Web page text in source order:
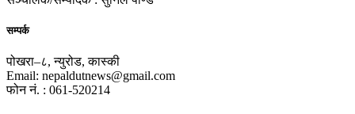
सम्पर्क
पोखरा–८, न्युरोड, कास्की
Email: nepaldutnews@gmail.com
फोन नं. : 061-520214